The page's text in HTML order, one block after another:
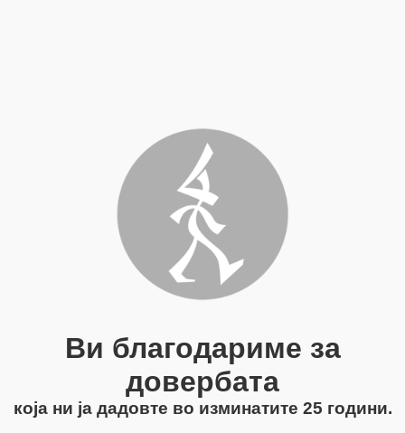
Ви благодариме за
довербата
која ни ја дадовте во изминатите 25 години.